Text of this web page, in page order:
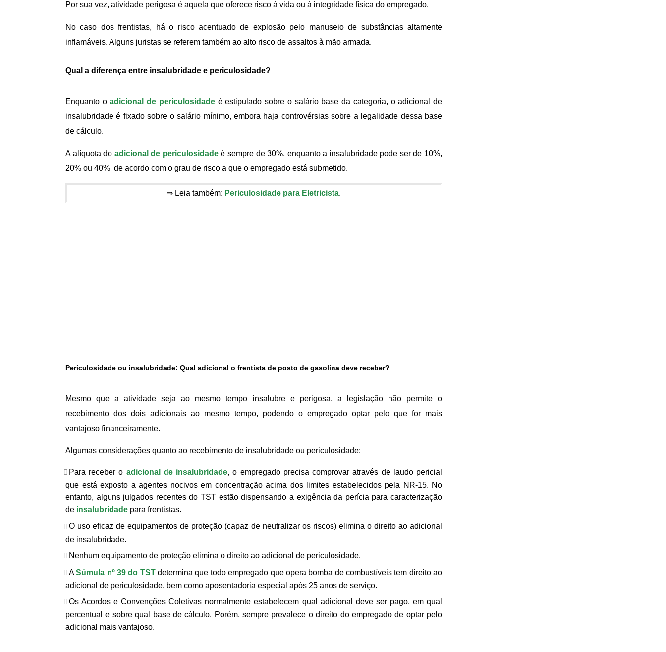
Por sua vez, atividade perigosa é aquela que oferece risco à vida ou à integridade física do empregado.
No caso dos frentistas, há o risco acentuado de explosão pelo manuseio de substâncias altamente
inflamáveis. Alguns juristas se referem também ao alto risco de assaltos à mão armada.
Qual a diferença entre insalubridade e periculosidade?
Enquanto oadicional de periculosidadeé estipulado sobre o salário base da categoria, o adicional de
insalubridade é fixado sobre o salário mínimo, embora haja controvérsias sobre a legalidade dessa base
de cálculo.
A alíquota do adicional de periculosidadeé sempre de 30%, enquanto a insalubridade pode ser de 10%,
20% ou 40%, de acordo com o grau de risco a que o empregado está submetido.
⇒ Leia também: Periculosidade para Eletricista.
Periculosidade ou insalubridade: Qual adicional o frentista de posto de gasolina deve receber?
Mesmo que a atividade seja ao mesmo tempo insalubre e perigosa, a legislação não permite o
recebimento dos dois adicionais ao mesmo tempo, podendo o empregado optar pelo que for mais
vantajoso financeiramente.
Algumas considerações quanto ao recebimento de insalubridade ou periculosidade:
Para receber o adicional de insalubridade, o empregado precisa comprovar através de laudo pericial
que está exposto a agentes nocivos em concentração acima dos limites estabelecidos pela NR-15. No
entanto, alguns julgados recentes do TST estão dispensando a exigência da perícia para caracterização
de insalubridade para frentistas.
O uso eficaz de equipamentos de proteção (capaz de neutralizar os riscos) elimina o direito ao adicional
de insalubridade.
Nenhum equipamento de proteção elimina o direito ao adicional de periculosidade.
ASúmula nº 39 do TSTdetermina que todo empregado que opera bomba de combustíveis tem direito ao
adicional de periculosidade, bem como aposentadoria especial após 25 anos de serviço.
Os Acordos e Convenções Coletivas normalmente estabelecem qual adicional deve ser pago, em qual
percentual e sobre qual base de cálculo. Porém, sempre prevalece o direito do empregado de optar pelo
adicional mais vantajoso.